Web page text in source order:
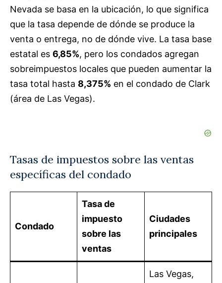
Nevada se basa en la ubicación, lo que significa
que la tasa depende de dónde se produce la
venta o entrega, no de dónde vive. La tasa base
estatal es 6,85%, pero los condados agregan
sobreimpuestos locales que pueden aumentar la
tasa total hasta 8,375% en el condado de Clark
(área de Las Vegas).
Tasas de impuestos sobre las ventas
específicas del condado
Condado
Tasa de
impuesto
sobre las
ventas
Ciudades
principales
Las Vegas,